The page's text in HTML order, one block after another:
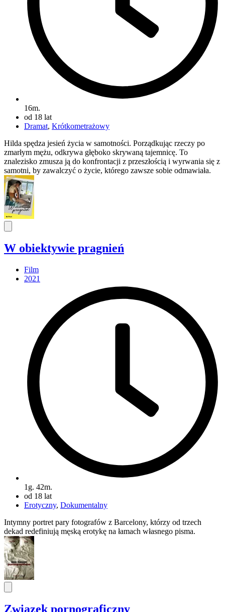
16m.
od 18 lat
Dramat, Krótkometrażowy
Hilda spędza jesień życia w samotności. Porządkując rzeczy po
zmarłym mężu, odkrywa głęboko skrywaną tajemnicę. To
znalezisko zmusza ją do konfrontacji z przeszłością i wyrwania się z
samotni, by zawalczyć o życie, którego zawsze sobie odmawiała.
W obiektywie pragnień
Film
2021
1g. 42m.
od 18 lat
Erotyczny, Dokumentalny
Intymny portret pary fotografów z Barcelony, którzy od trzech
dekad redefiniują męską erotykę na łamach własnego pisma.
Związek pornograficzny